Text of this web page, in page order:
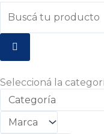
Seleccioná la